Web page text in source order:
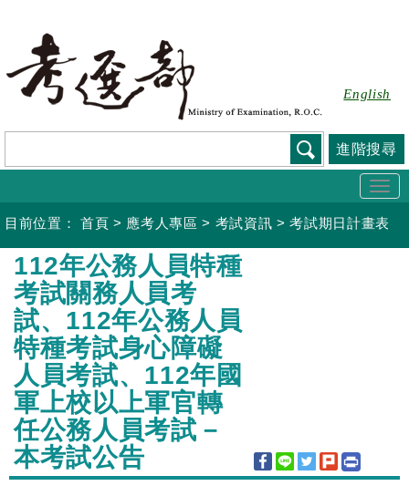
要
容
English
進階搜尋
目前位置： 首頁 > 應考人專區 > 考試資訊 >考試期日計畫表
:::
112年公務人員特種
考試關務人員考
試、112年公務人員
特種考試身心障礙
人員考試、112年國
軍上校以上軍官轉
任公務人員考試－
本考試公告